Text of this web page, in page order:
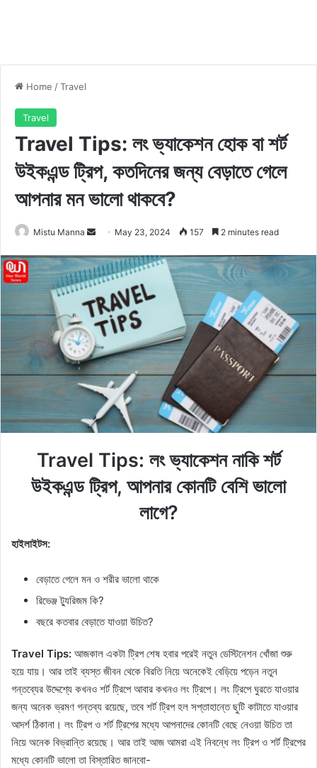
Home /Travel
Travel
Travel Tips: লং ভ্যাকেশন হোক বা শর্ট
উইকএন্ড ট্রিপ, কতদিনের জন্য বেড়াতে গেলে
আপনার মন ভালো থাকবে?
Mistu Manna
n
d
a
n
m
i
May 23, 2024 157 2 minutes read
Travel Tips: লং ভ্যাকেশন নাকি শর্ট
উইকএন্ড ট্রিপ, আপনার কোনটি বেশি ভালো
লাগে?
হাইলাইটস:
বেড়াতে গেলে মন ও শরীর ভালো থাকে
রিভেঞ্জ ট্যুরিজম কি?
বছরে কতবার বেড়াতে যাওয়া উচিত?
Travel Tips: আজকাল একটা ট্রিপ শেষ হবার পরেই নতুন ডেস্টিনেশন খোঁজা শুরু
হয়ে যায়। আর তাই ব্যস্ত জীবন থেকে বিরতি নিয়ে অনেকেই বেড়িয়ে পড়েন নতুন
গন্তব্যের উদ্দেশ্যে কখনও শর্ট ট্রিপে আবার কখনও লং ট্রিপে। লং ট্রিপে ঘুরতে যাওয়ার
জন্য অনেক ভ্রমণ গন্তব্য রয়েছে, তবে শর্ট ট্রিপ হল সপ্তাহান্তে ছুটি কাটাতে যাওয়ার
আদর্শ ঠিকানা। লং ট্রিপ ও শর্ট ট্রিপের মধ্যে আপনাদের কোনটি বেছে নেওয়া উচিত তা
নিয়ে অনেক বিভ্রান্তি রয়েছে। আর তাই আজ আমরা এই নিবন্ধে লং ট্রিপ ও শর্ট ট্রিপের
মধ্যে কোনটি ভালো তা বিস্তারিত জানবো-